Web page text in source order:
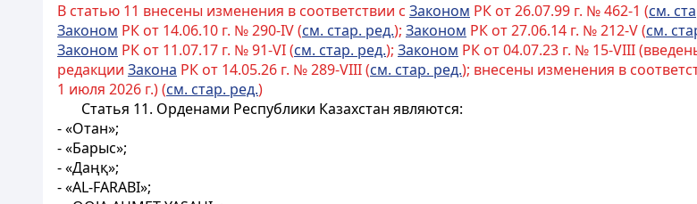
В статью 11 внесены изменения в соответствии с Законом РК от 26.07.99 г. № 462-1 (см.
Законом РК от 14.06.10 г. № 290-IV (см. стар. ред.); Законом РК от 27.06.14 г. № 212-V (см.
Законом РК от 11.07.17 г. № 91-VI (см. стар. ред.); Законом РК от 04.07.23 г. № 15-VIII
редакции Закона РК от 14.05.26 г. № 289-VIII (см. стар. ред.); внесены изменения в
1 июля 2026 г.) (см. стар. ред.)
Статья 11. Орденами Республики Казахстан являются:
- «Отан»;
- «Барыс»;
- «Даңқ»;
- «AL-FARABI»;